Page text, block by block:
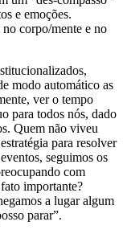
e emoções.
corpo/mente e no
modo automático as
ver o tempo
para todos nós, dado
Quem não viveu
para resolver
seguimos os
com
importante?
a lugar algum
parar”.